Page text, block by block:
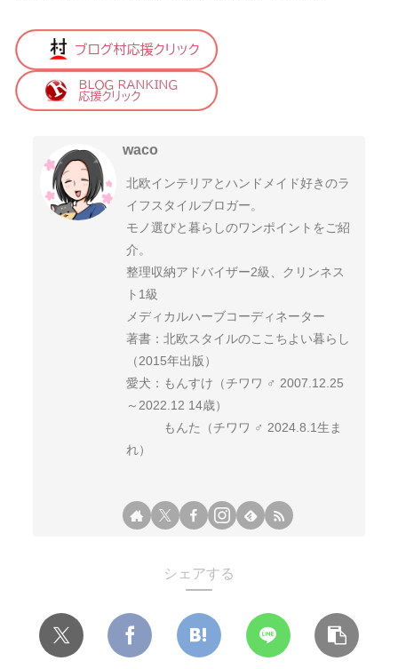
waco
北欧インテリアとハンドメイド好きのラ
イフスタイルブロガー。
モノ選びと暮らしのワンポイントをご紹
介。
整理収納アドバイザー2級、クリンネス
ト1級
メディカルハーブコーディネーター
著書：北欧スタイルのここちよい暮らし
（2015年出版）
愛犬：もんすけ（チワワ ♂ 2007.12.25
～2022.12 14歳）
もんた（チワワ ♂ 2024.8.1生ま
れ）
シェアする